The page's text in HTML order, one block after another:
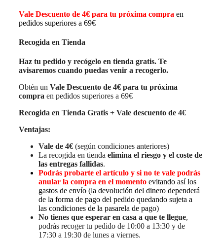
Vale Descuento de 4€ para tu próxima compra en
pedidos superiores a 69€
Recogida en Tienda
Haz tu pedido y recógelo en tienda gratis. Te
avisaremos cuando puedas venir a recogerlo.
Obtén un Vale Descuento de 4€ para tu próxima
compra en pedidos superiores a 69€
Recogida en Tienda Gratis + Vale descuento de 4€
Ventajas:
Vale de 4€ (según condiciones anteriores)
La recogida en tienda elimina el riesgo y el coste de
las entregas fallidas.
Podrás probarte el artículo y si no te vale podrás
anular la compra en el momento evitando así los
gastos de envío (la devolución del dinero dependerá
de la forma de pago del pedido quedando sujeta a
las condiciones de la pasarela de pago)
No tienes que esperar en casa a que te llegue,
podrás recoger tu pedido de 10:00 a 13:30 y de
17:30 a 19:30 de lunes a viernes.